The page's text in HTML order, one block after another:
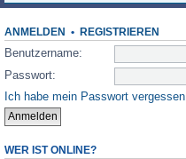
ANMELDEN • REGISTRIEREN
Benutzername:
Passwort:
Ich habe mein Passwort vergessen
WER IST ONLINE?